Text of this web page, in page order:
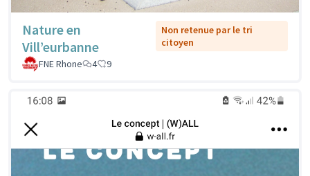
Nature en
Vill’eurbanne
Non retenue par le tri
citoyen
FNE Rhone
4 9